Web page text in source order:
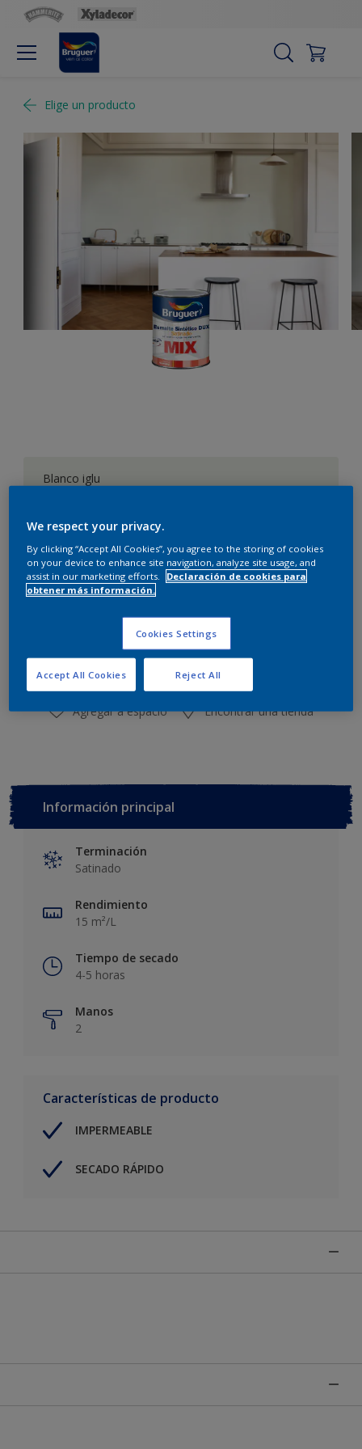
Elige un producto
Blanco iglu
Calcular
Este producto no está actualmente disponible en línea.
Por favor, visite su tienda más cercana.
Agregar a espacio Encontrar una tienda
Información principal
Terminación
Satinado
Rendimiento
15 m²/L
Tiempo de secado
4-5 horas
Manos
2
Características de producto
IMPERMEABLE
SECADO RÁPIDO
We respect your privacy.
By clicking “Accept All Cookies”, you agree to the storing of cookies
on your device to enhance site navigation, analyze site usage, and
assist in our marketing efforts.
Declaración de cookies para
obtener más información.
Cookies Settings
Reject All
Accept All Cookies